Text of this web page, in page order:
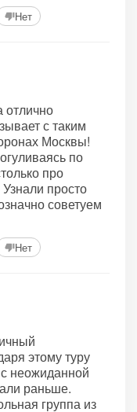
Нет
отлично
с таким
Москвы!
по
про
просто
советуем
Нет
этому туру
неожиданной
раньше.
группа из